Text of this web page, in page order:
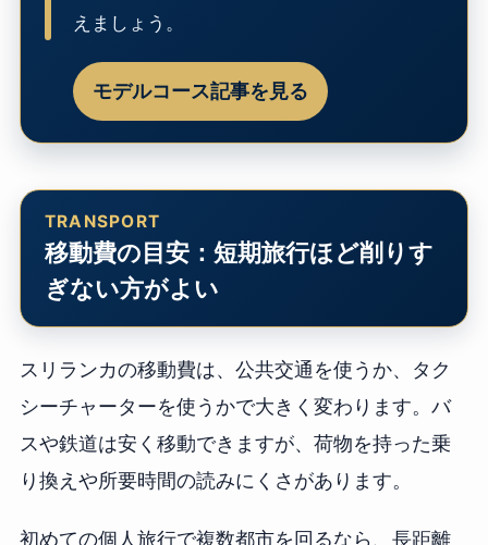
えましょう。
モデルコース記事を見る
移動費の目安：短期旅行ほど削りす
ぎない方がよい
スリランカの移動費は、公共交通を使うか、タク
シーチャーターを使うかで大きく変わります。バ
スや鉄道は安く移動できますが、荷物を持った乗
り換えや所要時間の読みにくさがあります。
初めての個人旅行で複数都市を回るなら、長距離